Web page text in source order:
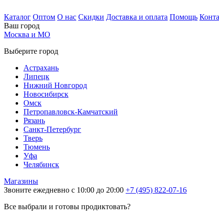
Каталог Оптом О нас Скидки Доставка и оплата Помощь
Ваш город
Москва и МО
Выберите город
Астрахань
Липецк
Нижний Новгород
Новосибирск
Омск
Петропавловск-Камчатский
Рязань
Санкт-Петербург
Тверь
Тюмень
Уфа
Челябинск
Магазины
Звоните ежедневно с 10:00 до 20:00 +7 (495) 822-07-16
Все выбрали и готовы продиктовать?